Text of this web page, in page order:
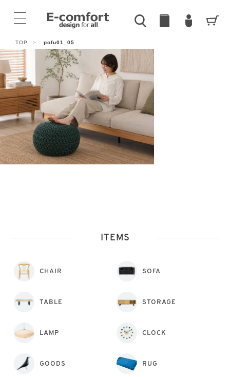
TOP > pofu01_05
ITEMS
CHAIR SOFA
TABLE STORAGE
LAMP CLOCK
GOODS RUG